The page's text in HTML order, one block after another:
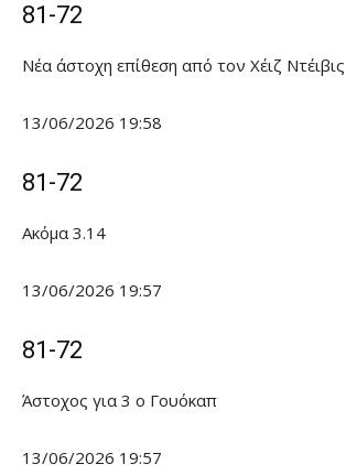
81-72
Νέα άστοχη επίθεση από τον Χέιζ Ντέιβις
13/06/2026 19:58
81-72
Ακόμα 3.14
13/06/2026 19:57
81-72
Άστοχος για 3 ο Γουόκαπ
13/06/2026 19:57